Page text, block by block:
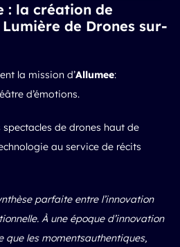
: la création de
de Drones sur-
la mission d’Allumee:
d’émotions.
de drones haut de
au service de récits
parfaite entre l’innovation
À une époque d’innovation
que les momentsauthentiques,